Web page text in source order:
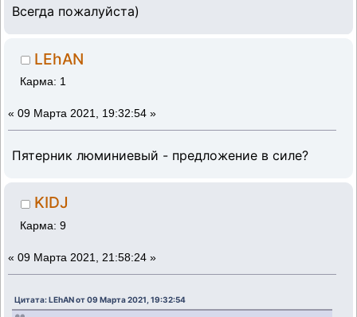
Всегда пожалуйста)
LEhAN
Карма: 1
« 09 Марта 2021, 19:32:54 »
Пятерник люминиевый - предложение в силе?
KIDJ
Карма: 9
« 09 Марта 2021, 21:58:24 »
Цитата: LEhAN от 09 Марта 2021, 19:32:54